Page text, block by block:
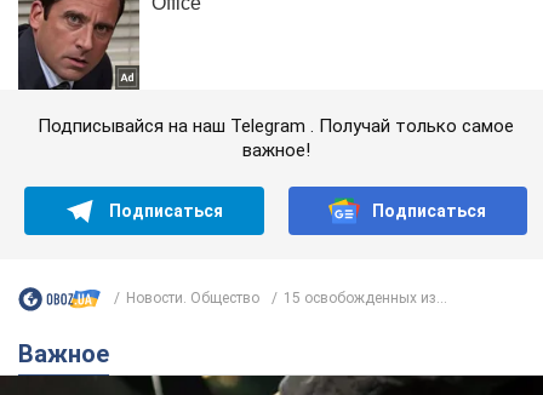
Подписывайся на наш Telegram . Получай только самое
важное!
Подписаться Подписаться
Новости. Общество 15 освобожденных из...
Важное